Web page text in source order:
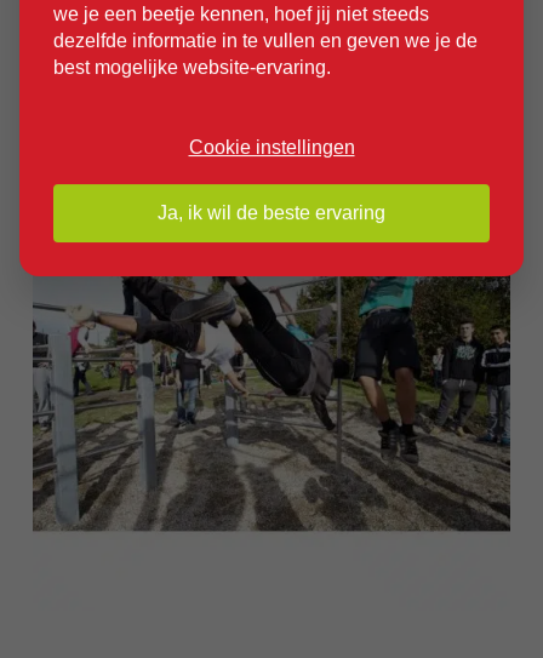
competenties samen. Afwisseling in sport en
spel zorgt ervoor dat leerlingen zich breed
blijven ontwikkelen.
we je een beetje kennen, hoef jij niet steeds
dezelfde informatie in te vullen en geven we je de
best mogelijke website-ervaring.
Cookie instellingen
Ja, ik wil de beste ervaring